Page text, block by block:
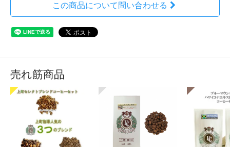
この商品について問い合わせる
売れ筋商品